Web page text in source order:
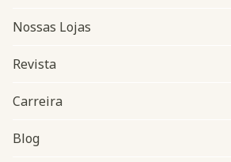
Navegação do rodapé
Nossas Lojas
Revista
Carreira
Blog